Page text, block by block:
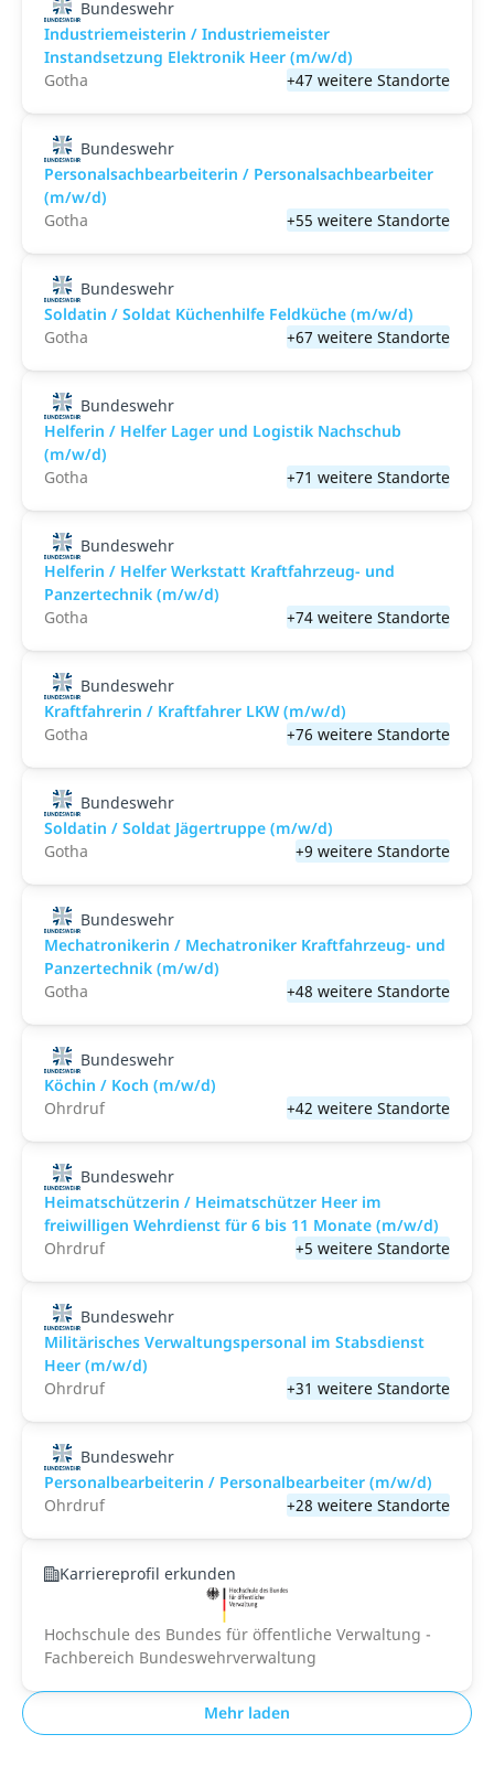
Bundeswehr
Industriemeisterin / Industriemeister
Instandsetzung Elektronik Heer (m/w/d)
Gotha
+47 weitere Standorte
Bundeswehr
Personalsachbearbeiterin / Personalsachbearbeiter
(m/w/d)
Gotha
+55 weitere Standorte
Bundeswehr
Soldatin / Soldat Küchenhilfe Feldküche (m/w/d)
Gotha
+67 weitere Standorte
Bundeswehr
Helferin / Helfer Lager und Logistik Nachschub
(m/w/d)
Gotha
+71 weitere Standorte
Bundeswehr
Helferin / Helfer Werkstatt Kraftfahrzeug- und
Panzertechnik (m/w/d)
Gotha
+74 weitere Standorte
Bundeswehr
Kraftfahrerin / Kraftfahrer LKW (m/w/d)
Gotha
+76 weitere Standorte
Bundeswehr
Soldatin / Soldat Jägertruppe (m/w/d)
Gotha
+9 weitere Standorte
Bundeswehr
Mechatronikerin / Mechatroniker Kraftfahrzeug- und
Panzertechnik (m/w/d)
Gotha
+48 weitere Standorte
Bundeswehr
Köchin / Koch (m/w/d)
Ohrdruf
+42 weitere Standorte
Bundeswehr
Heimatschützerin / Heimatschützer Heer im
freiwilligen Wehrdienst für 6 bis 11 Monate (m/w/d)
Ohrdruf
+5 weitere Standorte
Bundeswehr
Militärisches Verwaltungspersonal im Stabsdienst
Heer (m/w/d)
Ohrdruf
+31 weitere Standorte
Bundeswehr
Personalbearbeiterin / Personalbearbeiter (m/w/d)
Ohrdruf
+28 weitere Standorte
Karriereprofil erkunden
Hochschule des Bundes für öffentliche Verwaltung -
Fachbereich Bundeswehrverwaltung
Mehr laden